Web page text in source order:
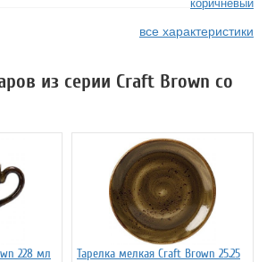
все характеристики
из серии Craft Brown со
228 мл
Тарелка мелкая Craft Brown 25.25